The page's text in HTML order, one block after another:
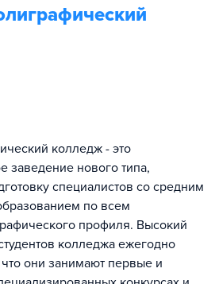
колледж - это
заведение нового типа,
специалистов со средним
по всем
профиля. Высокий
колледжа ежегодно
они занимают первые и